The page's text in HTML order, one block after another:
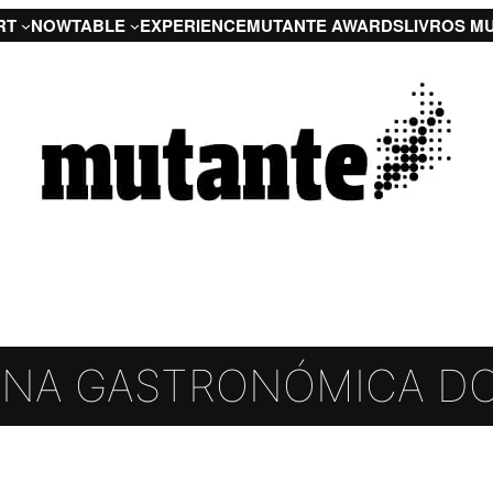
NOWTABLE EXPERIENCEMUTANTE AWARDSLIVROS
GASTRONÓMICA